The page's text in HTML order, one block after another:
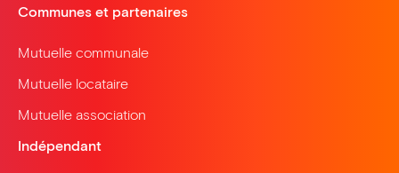
Communes et partenaires
Mutuelle communale
Mutuelle locataire
Mutuelle association
Indépendant